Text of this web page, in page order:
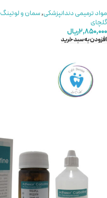
مواد ترمیمی دندانپزشکی,سمان و لوتینگ
گلچای
۲,۸۵۰,۰۰۰ریال
افزودن به سبد خرید